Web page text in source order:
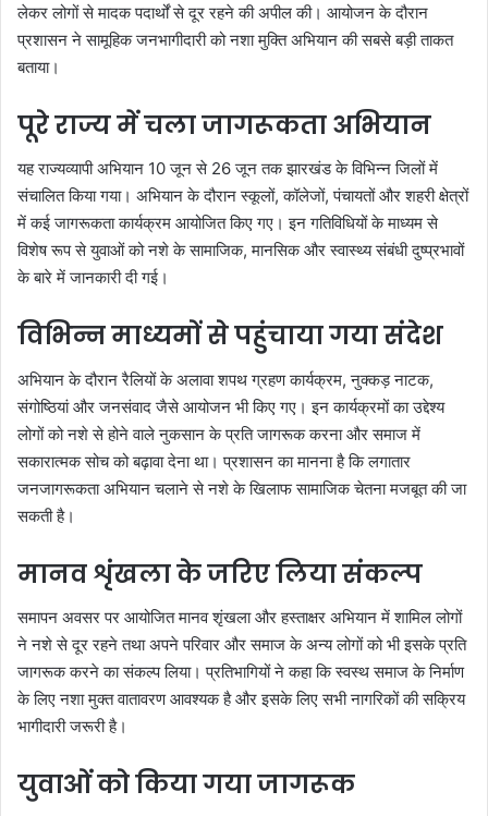
लेकर लोगों से मादक पदार्थों से दूर रहने की अपील की। आयोजन के दौरान
प्रशासन ने सामूहिक जनभागीदारी को नशा मुक्ति अभियान की सबसे बड़ी ताकत
बताया।
पूरे राज्य में चला जागरूकता अभियान
यह राज्यव्यापी अभियान 10 जून से 26 जून तक झारखंड के विभिन्न जिलों में
संचालित किया गया। अभियान के दौरान स्कूलों, कॉलेजों, पंचायतों और शहरी क्षेत्रों
में कई जागरूकता कार्यक्रम आयोजित किए गए। इन गतिविधियों के माध्यम से
विशेष रूप से युवाओं को नशे के सामाजिक, मानसिक और स्वास्थ्य संबंधी दुष्प्रभावों
के बारे में जानकारी दी गई।
विभिन्न माध्यमों से पहुंचाया गया संदेश
अभियान के दौरान रैलियों के अलावा शपथ ग्रहण कार्यक्रम, नुक्कड़ नाटक,
संगोष्ठियां और जनसंवाद जैसे आयोजन भी किए गए। इन कार्यक्रमों का उद्देश्य
लोगों को नशे से होने वाले नुकसान के प्रति जागरूक करना और समाज में
सकारात्मक सोच को बढ़ावा देना था। प्रशासन का मानना है कि लगातार
जनजागरूकता अभियान चलाने से नशे के खिलाफ सामाजिक चेतना मजबूत की जा
सकती है।
मानव शृंखला के जरिए लिया संकल्प
समापन अवसर पर आयोजित मानव शृंखला और हस्ताक्षर अभियान में शामिल लोगों
ने नशे से दूर रहने तथा अपने परिवार और समाज के अन्य लोगों को भी इसके प्रति
जागरूक करने का संकल्प लिया। प्रतिभागियों ने कहा कि स्वस्थ समाज के निर्माण
के लिए नशा मुक्त वातावरण आवश्यक है और इसके लिए सभी नागरिकों की सक्रिय
भागीदारी जरूरी है।
युवाओं को किया गया जागरूक